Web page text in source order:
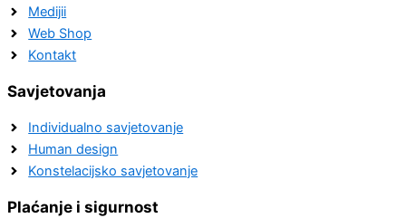
Medijii
Web Shop
Kontakt
Savjetovanja
Individualno savjetovanje
Human design
Konstelacijsko savjetovanje
Plaćanje i sigurnost